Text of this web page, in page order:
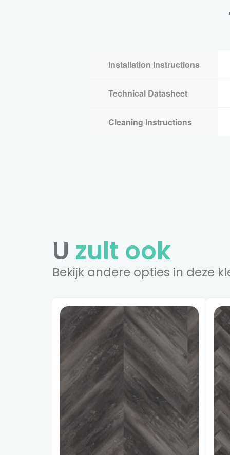
Installation Instructions
Technical Datasheet
Cleaning Instructions
U zult ook
Bekijk andere opties in deze